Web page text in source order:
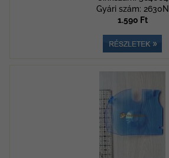
Gyári szám: 2630N
1.590 Ft